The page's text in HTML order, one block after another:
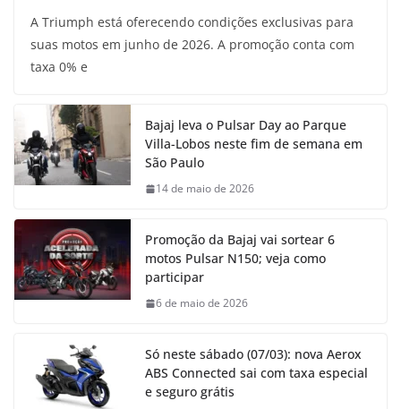
A Triumph está oferecendo condições exclusivas para
suas motos em junho de 2026. A promoção conta com
taxa 0% e
Bajaj leva o Pulsar Day ao Parque
Villa-Lobos neste fim de semana em
São Paulo
14 de maio de 2026
Promoção da Bajaj vai sortear 6
motos Pulsar N150; veja como
participar
6 de maio de 2026
Só neste sábado (07/03): nova Aerox
ABS Connected sai com taxa especial
e seguro grátis